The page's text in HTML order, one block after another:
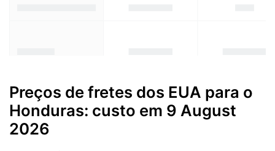
Preços de fretes dos EUA para o
Honduras: custo em 9 August
2026